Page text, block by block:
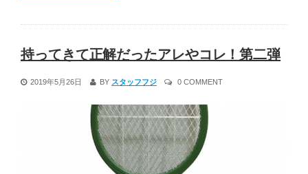
持ってきて正解だったアレやコレ！第二弾
2019年5月26日 BY スタッフフジ 0 COMMENT